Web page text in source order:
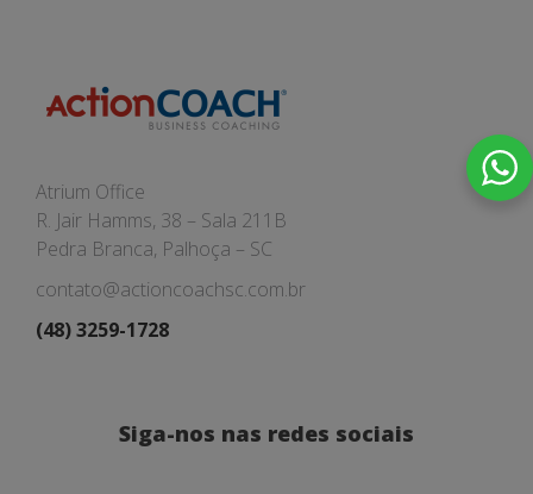
Atrium Office
R. Jair Hamms, 38 – Sala 211B
Pedra Branca, Palhoça – SC
contato@actioncoachsc.com.br
(48) 3259-1728
Siga-nos nas redes sociais